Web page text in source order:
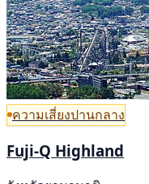
ความเสี่ยงปานกลาง
Fuji-Q Highland